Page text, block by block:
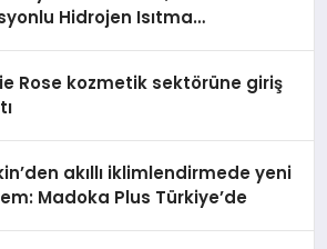
Hidrojen Isıtma
Rose kozmetik sektörüne giriş
akıllı iklimlendirmede yeni
Madoka Plus Türkiye’de